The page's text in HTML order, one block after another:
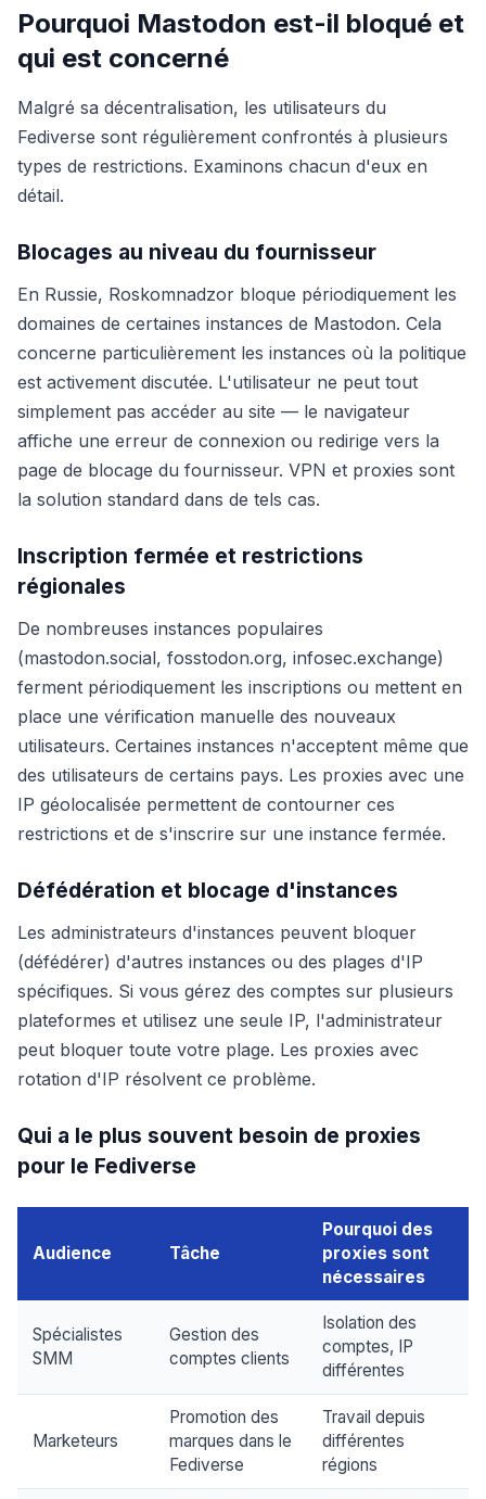
Pourquoi Mastodon est-il bloqué et
qui est concerné
Malgré sa décentralisation, les utilisateurs du
Fediverse sont régulièrement confrontés à plusieurs
types de restrictions. Examinons chacun d'eux en
détail.
Blocages au niveau du fournisseur
En Russie, Roskomnadzor bloque périodiquement les
domaines de certaines instances de Mastodon. Cela
concerne particulièrement les instances où la politique
est activement discutée. L'utilisateur ne peut tout
simplement pas accéder au site — le navigateur
affiche une erreur de connexion ou redirige vers la
page de blocage du fournisseur. VPN et proxies sont
la solution standard dans de tels cas.
Inscription fermée et restrictions
régionales
De nombreuses instances populaires
(mastodon.social, fosstodon.org, infosec.exchange)
ferment périodiquement les inscriptions ou mettent en
place une vérification manuelle des nouveaux
utilisateurs. Certaines instances n'acceptent même que
des utilisateurs de certains pays. Les proxies avec une
IP géolocalisée permettent de contourner ces
restrictions et de s'inscrire sur une instance fermée.
Défédération et blocage d'instances
Les administrateurs d'instances peuvent bloquer
(défédérer) d'autres instances ou des plages d'IP
spécifiques. Si vous gérez des comptes sur plusieurs
plateformes et utilisez une seule IP, l'administrateur
peut bloquer toute votre plage. Les proxies avec
rotation d'IP résolvent ce problème.
Qui a le plus souvent besoin de proxies
pour le Fediverse
Audience Tâche
Pourquoi des
proxies sont
nécessaires
Spécialistes
SMM
Gestion des
comptes clients
Isolation des
comptes, IP
différentes
Marketeurs
Promotion des
marques dans le
Fediverse
Travail depuis
différentes
régions